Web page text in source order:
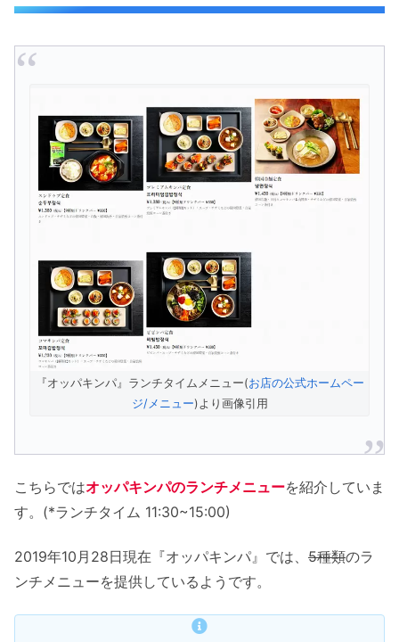
『オッパキンパ』ランチタイムメニュー(お店の公式ホームペー
ジ/メニュー)より画像引用
こちらではオッパキンパのランチメニューを紹介していま
す。(*ランチタイム 11:30~15:00)
2019年10月28日現在『オッパキンパ』では、 5種類のラ
ンチメニューを提供しているようです。